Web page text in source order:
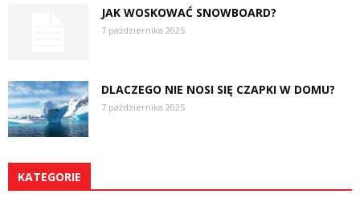
JAK WOSKOWAĆ SNOWBOARD?
7 października 2025
DLACZEGO NIE NOSI SIĘ CZAPKI W DOMU?
7 października 2025
KATEGORIE